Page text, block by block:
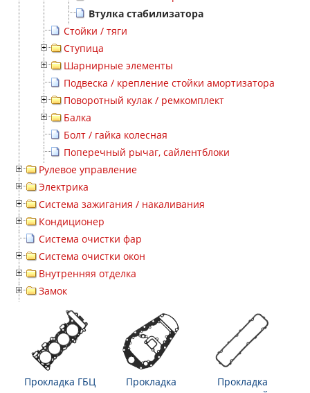
Втулка стабилизатора
Стойки / тяги
Ступица
Шарнирные элементы
Подвеска / крепление стойки амортизатора
Поворотный кулак / ремкомплект
Балка
Болт / гайка колесная
Поперечный рычаг, сайлентблоки
Рулевое управление
Электрика
Система зажигания / накаливания
Кондиционер
Система очистки фар
Система очистки окон
Внутренняя отделка
Замок
Прокладка ГБЦ
Прокладка
Прокладка